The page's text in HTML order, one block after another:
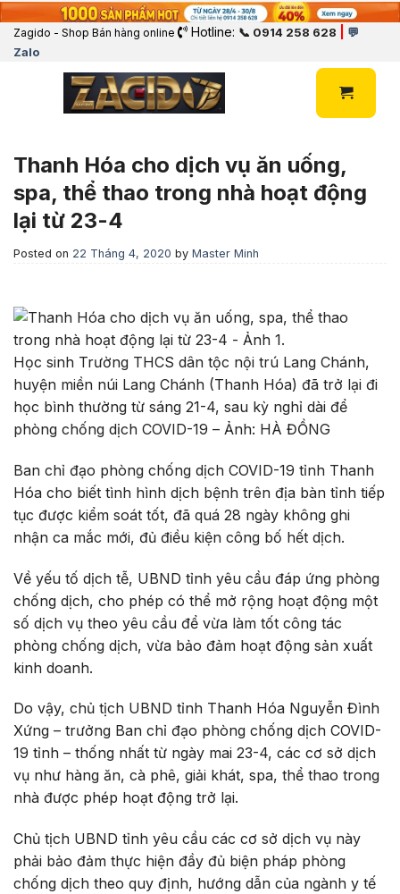
Zagido - Shop Bán hàng online Hotline: 📞 0914 258 628
💬
Zalo
Thanh Hóa cho dịch vụ ăn uống,
spa, thể thao trong nhà hoạt động
lại từ 23-4
Posted on 22 Tháng 4, 2020 by Master Minh
Học sinh Trường THCS dân tộc nội trú Lang Chánh,
huyện miền núi Lang Chánh (Thanh Hóa) đã trở lại đi
học bình thường từ sáng 21-4, sau kỳ nghỉ dài để
phòng chống dịch COVID-19 – Ảnh: HÀ ĐỒNG
Ban chỉ đạo phòng chống dịch COVID-19 tỉnh Thanh
Hóa cho biết tình hình dịch bệnh trên địa bàn tỉnh tiếp
tục được kiểm soát tốt, đã quá 28 ngày không ghi
nhận ca mắc mới, đủ điều kiện công bố hết dịch.
Về yếu tố dịch tễ, UBND tỉnh yêu cầu đáp ứng phòng
chống dịch, cho phép có thể mở rộng hoạt động một
số dịch vụ theo yêu cầu để vừa làm tốt công tác
phòng chống dịch, vừa bảo đảm hoạt động sản xuất
kinh doanh.
Do vậy, chủ tịch UBND tỉnh Thanh Hóa Nguyễn Đình
Xứng – trưởng Ban chỉ đạo phòng chống dịch COVID-
19 tỉnh – thống nhất từ ngày mai 23-4, các cơ sở dịch
vụ như hàng ăn, cà phê, giải khát, spa, thể thao trong
nhà được phép hoạt động trở lại.
Chủ tịch UBND tỉnh yêu cầu các cơ sở dịch vụ này
phải bảo đảm thực hiện đầy đủ biện pháp phòng
chống dịch theo quy định, hướng dẫn của ngành y tế